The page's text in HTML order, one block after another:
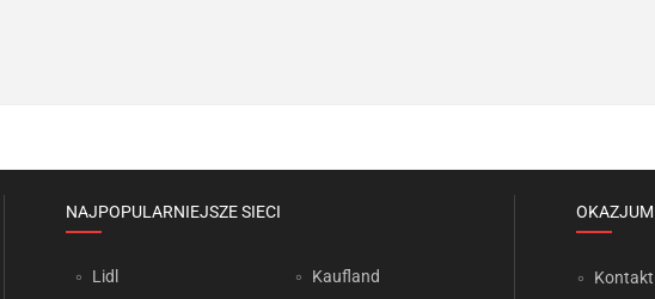
NAJPOPULARNIEJSZE SIECI
Lidl Kaufland Kontakt